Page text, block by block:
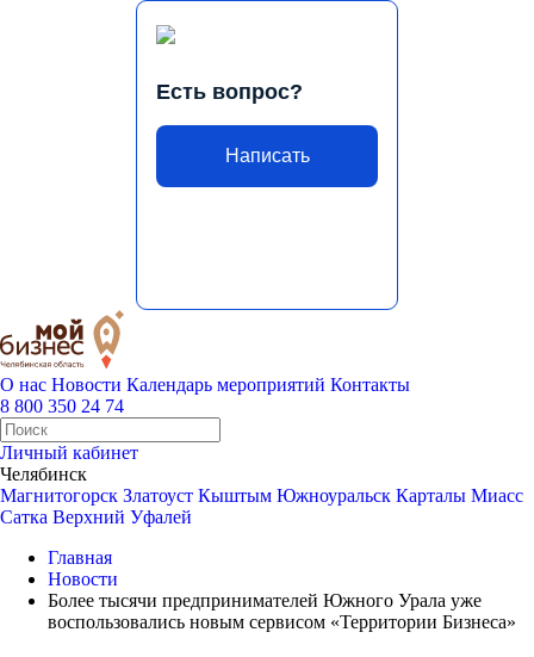
Есть вопрос?
Написать
О нас Новости Календарь мероприятий Контакты
8 800 350 24 74
Личный кабинет
Челябинск
Магнитогорск Златоуст Кыштым Южноуральск Карталы Миасс
Сатка Верхний Уфалей
Главная
Новости
Более тысячи предпринимателей Южного Урала уже
воспользовались новым сервисом «Территории Бизнеса»